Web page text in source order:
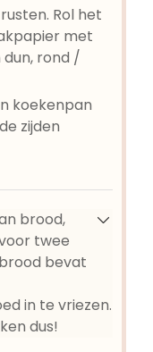
Rol het
met
rond /
koekenpan
zijden
brood,
twee
bevat
in te vriezen.
dus!